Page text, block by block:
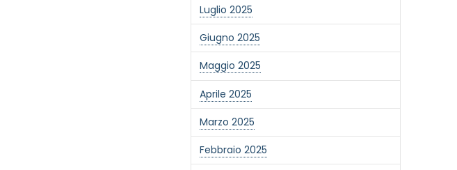
Luglio 2025
Giugno 2025
Maggio 2025
Aprile 2025
Marzo 2025
Febbraio 2025